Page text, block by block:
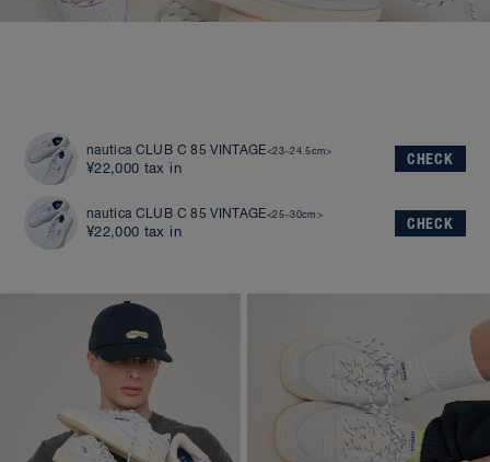
nautica CLUB C 85 VINTAGE<23~24.5cm>
¥22,000 tax in CHECK
nautica CLUB C 85 VINTAGE<25~30cm>
¥22,000 tax in CHECK